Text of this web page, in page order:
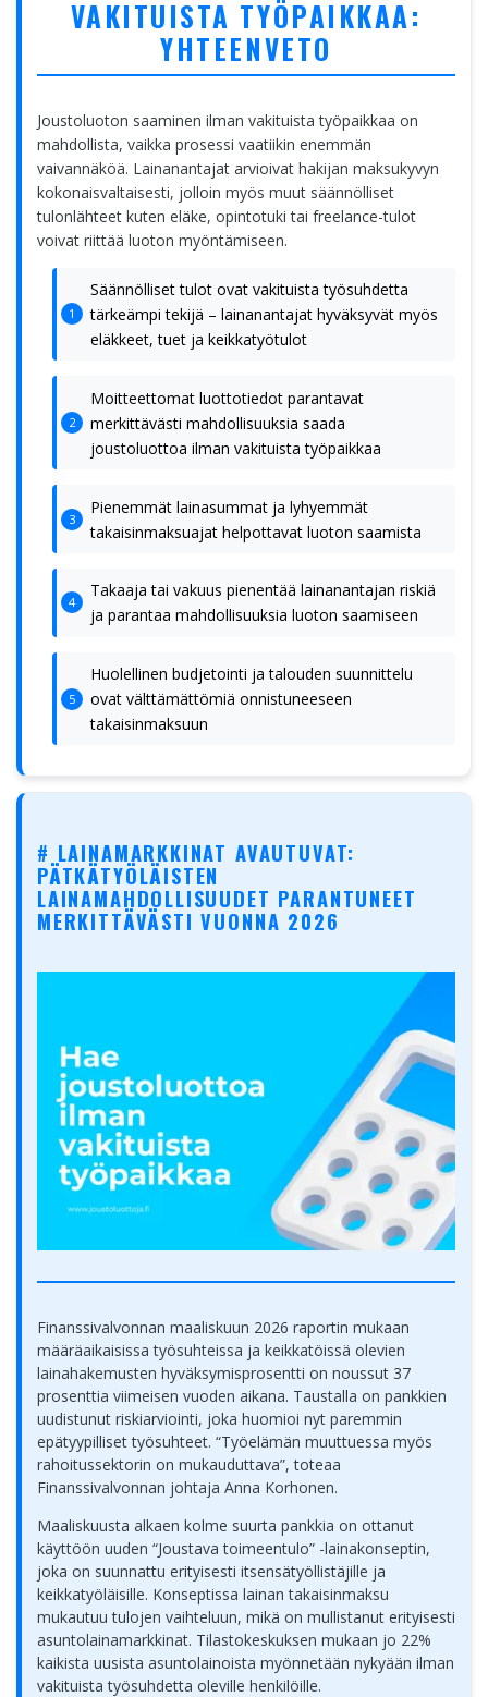
VAKITUISTA TYÖPAIKKAA:
YHTEENVETO
Joustoluoton saaminen ilman vakituista työpaikkaa on
mahdollista, vaikka prosessi vaatiikin enemmän
vaivannäköä. Lainanantajat arvioivat hakijan maksukyvyn
kokonaisvaltaisesti, jolloin myös muut säännölliset
tulonlähteet kuten eläke, opintotuki tai freelance-tulot
voivat riittää luoton myöntämiseen.
Säännölliset tulot ovat vakituista työsuhdetta
tärkeämpi tekijä – lainanantajat hyväksyvät myös
eläkkeet, tuet ja keikkatyötulot
Moitteettomat luottotiedot parantavat
merkittävästi mahdollisuuksia saada
joustoluottoa ilman vakituista työpaikkaa
Pienemmät lainasummat ja lyhyemmät
takaisinmaksuajat helpottavat luoton saamista
Takaaja tai vakuus pienentää lainanantajan riskiä
ja parantaa mahdollisuuksia luoton saamiseen
Huolellinen budjetointi ja talouden suunnittelu
ovat välttämättömiä onnistuneeseen
takaisinmaksuun
# LAINAMARKKINAT AVAUTUVAT:
PÄTKÄTYÖLÄISTEN
LAINAMAHDOLLISUUDET PARANTUNEET
MERKITTÄVÄSTI VUONNA 2026
Finanssivalvonnan maaliskuun 2026 raportin mukaan
määräaikaisissa työsuhteissa ja keikkatöissä olevien
lainahakemusten hyväksymisprosentti on noussut 37
prosenttia viimeisen vuoden aikana. Taustalla on pankkien
uudistunut riskiarviointi, joka huomioi nyt paremmin
epätyypilliset työsuhteet. “Työelämän muuttuessa myös
rahoitussektorin on mukauduttava”, toteaa
Finanssivalvonnan johtaja Anna Korhonen.
Maaliskuusta alkaen kolme suurta pankkia on ottanut
käyttöön uuden “Joustava toimeentulo” -lainakonseptin,
joka on suunnattu erityisesti itsensätyöllistäjille ja
keikkatyöläisille. Konseptissa lainan takaisinmaksu
mukautuu tulojen vaihteluun, mikä on mullistanut erityisesti
asuntolainamarkkinat. Tilastokeskuksen mukaan jo 22%
kaikista uusista asuntolainoista myönnetään nykyään ilman
vakituista työsuhdetta oleville henkilöille.